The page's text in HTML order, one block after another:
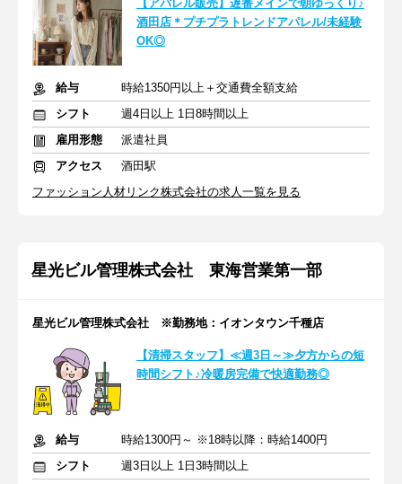
【アパレル販売】遅番メインで朝ゆっくり♪
酒田店＊プチプラトレンドアパレル/未経験
OK◎
給与
時給1350円以上＋交通費全額支給
シフト
週4日以上 1日8時間以上
雇用形態
派遣社員
アクセス
酒田駅
ファッション人材リンク株式会社の求人一覧を見る
星光ビル管理株式会社 東海営業第一部
星光ビル管理株式会社 ※勤務地：イオンタウン千種店
【清掃スタッフ】≪週3日～≫夕方からの短
時間シフト♪冷暖房完備で快適勤務◎
給与
時給1300円～ ※18時以降：時給1400円
シフト
週3日以上 1日3時間以上